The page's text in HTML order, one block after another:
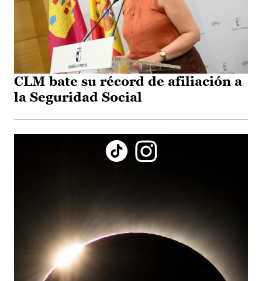
CLM bate su récord de afiliación a
la Seguridad Social